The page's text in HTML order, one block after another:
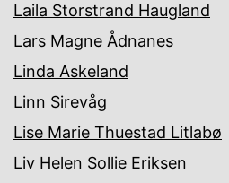
Laila Storstrand Haugland
Lars Magne Ådnanes
Linda Askeland
Linn Sirevåg
Lise Marie Thuestad Litlabø
Liv Helen Sollie Eriksen